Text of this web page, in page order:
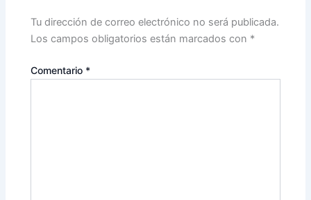
Tu dirección de correo electrónico no será publicada.
Los campos obligatorios están marcados con *
Comentario *